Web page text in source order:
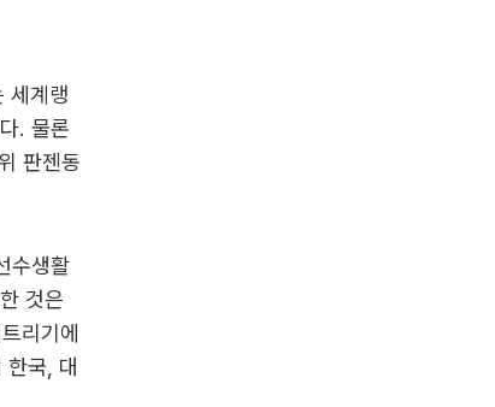
세계랭
. 물론
판젠동
수생활
것은
리기에
한국, 대